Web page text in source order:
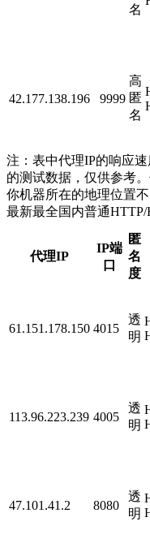
名
42.177.138.196 9999
高
匿
名
注：表中代理IP的响应
的测试数据，仅供参考
你机器所在的地理位置不
最新最全国内普通HTTP/
代理IP
IP端
口
匿
名
度
61.151.178.150 4015
透
明
113.96.223.239 4005
透
明
47.101.41.2 8080
透
明